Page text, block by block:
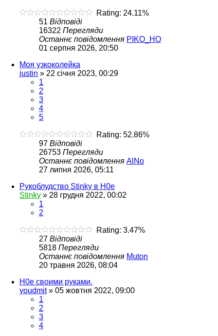
Rating: 24.11%
51 Відповіді
16322 Перегляди
Останнє повідомлення PIKO_HO
01 серпня 2026, 20:50
Моя узкоколейка
justin » 22 січня 2023, 00:29
1
2
3
4
5
Rating: 52.86%
97 Відповіді
26753 Перегляди
Останнє повідомлення AlNo
27 липня 2026, 05:11
Рукоблудство Stinky в Н0е
Stinky » 28 грудня 2022, 00:02
1
2
Rating: 3.47%
27 Відповіді
5818 Перегляди
Останнє повідомлення Muton
20 травня 2026, 08:04
H0e своими руками.
youdmit» 05 жовтня 2022, 09:00
1
2
3
4